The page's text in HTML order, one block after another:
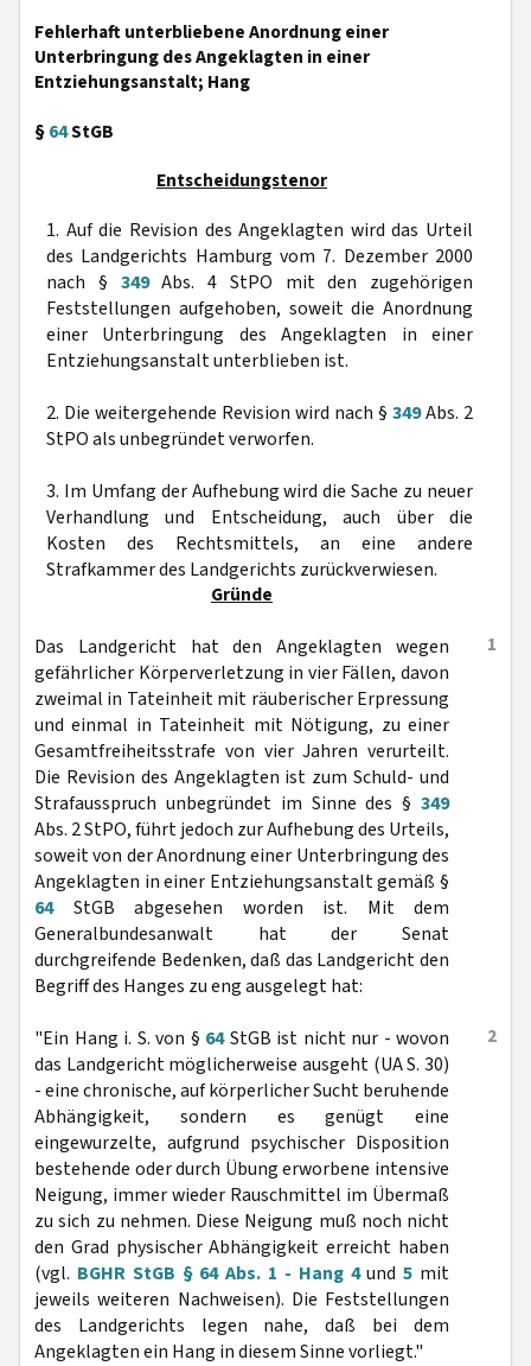
Fehlerhaft unterbliebene Anordnung einer
Unterbringung des Angeklagten in einer
Entziehungsanstalt; Hang
§64StGB
Entscheidungstenor
1. Auf die Revision des Angeklagten wird das Urteil
des Landgerichts Hamburg vom 7. Dezember 2000
nach § 349Abs. 4 StPO mit den zugehörigen
Feststellungen aufgehoben, soweit die Anordnung
einer Unterbringung des Angeklagten in einer
Entziehungsanstalt unterblieben ist.
2. Die weitergehende Revision wird nach § 349Abs. 2
StPO als unbegründet verworfen.
3. Im Umfang der Aufhebung wird die Sache zu neuer
Verhandlung und Entscheidung, auch über die
Kosten des Rechtsmittels, an eine andere
Strafkammer des Landgerichts zurückverwiesen.
Gründe
1
Das Landgericht hat den Angeklagten wegen
gefährlicher Körperverletzung in vier Fällen, davon
zweimal in Tateinheit mit räuberischer Erpressung
und einmal in Tateinheit mit Nötigung, zu einer
Gesamtfreiheitsstrafe von vier Jahren verurteilt.
Die Revision des Angeklagten ist zum Schuld- und
Strafausspruch unbegründet im Sinne des § 349
Abs. 2 StPO, führt jedoch zur Aufhebung des Urteils,
soweit von der Anordnung einer Unterbringung des
Angeklagten in einer Entziehungsanstalt gemäß §
64StGB abgesehen worden ist. Mit dem
Generalbundesanwalt hat der Senat
durchgreifende Bedenken, daß das Landgericht den
Begriff des Hanges zu eng ausgelegt hat:
2
"Ein Hang i. S. von § 64StGB ist nicht nur - wovon
das Landgericht möglicherweise ausgeht (UA S. 30)
- eine chronische, auf körperlicher Sucht beruhende
Abhängigkeit, sondern es genügt eine
eingewurzelte, aufgrund psychischer Disposition
bestehende oder durch Übung erworbene intensive
Neigung, immer wieder Rauschmittel im Übermaß
zu sich zu nehmen. Diese Neigung muß noch nicht
den Grad physischer Abhängigkeit erreicht haben
(vgl. BGHR StGB § 64 Abs. 1 - Hang 4und5 mit
jeweils weiteren Nachweisen). Die Feststellungen
des Landgerichts legen nahe, daß bei dem
Angeklagten ein Hang in diesem Sinne vorliegt."